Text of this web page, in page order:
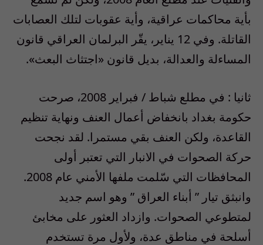
بأية محاكمات عراقية، وأية عقوبات لتلك العصابات
القاتلة. وفي 12 يناير، يقّر البرلمان العراقي قانون
المساءلة والعدالة، بديل قانون «اجتثاث البعث».
ثانيا : في مطلع شباط / فبراير 2008، صرحت
حكومة بغداد بانخفاض أعمال العنف ونهاية تنظيم
القاعدة، ولكن العنف بقي مستمرا. لقد نجحت
حركة الصحوات في الانبار التي تعتبر أولى
المحافظات التي سّلمت ملفها الأمني عام 2008.
وانبثق تيار ” أبناء العراق ” وهو اسم جديد
لمتطوعي الصحوات. وازداد العثور على مخابئ
أسلحة في مناطق عدة، ولأول مرة تستخدم